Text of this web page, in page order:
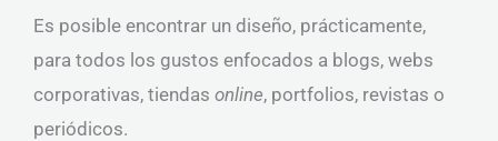
Es posible encontrar un diseño, prácticamente,
para todos los gustos enfocados a blogs, webs
corporativas, tiendas online, portfolios, revistas o
periódicos.